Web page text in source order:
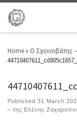
Home » Ο Σχοινοβάτης
Published 31 March
– της Ελένης